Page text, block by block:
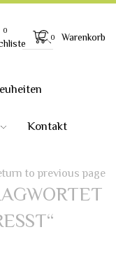
Search
0
0 Warenkorb
Kontakt
to previous page